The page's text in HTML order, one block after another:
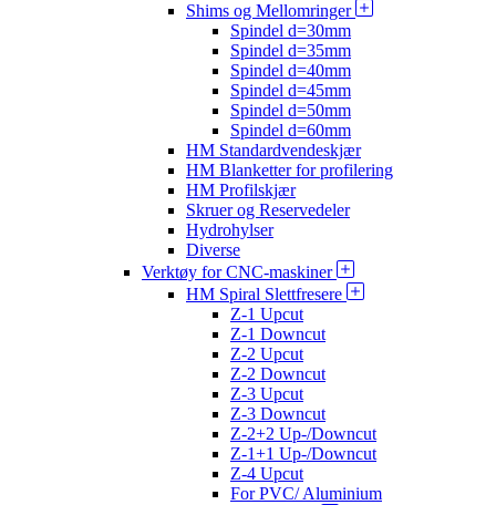
Shims og Mellomringer
Spindel d=30mm
Spindel d=35mm
Spindel d=40mm
Spindel d=45mm
Spindel d=50mm
Spindel d=60mm
HM Standardvendeskjær
HM Blanketter for profilering
HM Profilskjær
Skruer og Reservedeler
Hydrohylser
Diverse
Verktøy for CNC-maskiner
HM Spiral Slettfresere
Z-1 Upcut
Z-1 Downcut
Z-2 Upcut
Z-2 Downcut
Z-3 Upcut
Z-3 Downcut
Z-2+2 Up-/Downcut
Z-1+1 Up-/Downcut
Z-4 Upcut
For PVC/ Aluminium